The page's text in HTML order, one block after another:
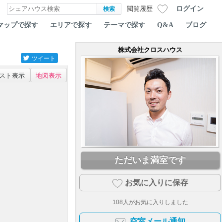
閲覧履歴 ログイン
ップで探す エリアで探す テーマで探す Q&A ブログ
ツイート
ト表示 地図表示
株式会社クロスハウス
ただいま満室です
お気に入りに保存
108 人がお気に入りしました